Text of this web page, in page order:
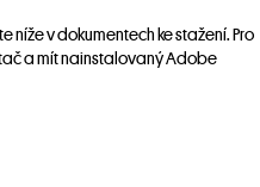
níže v dokumentech ke stažení. Pro
a mít nainstalovaný Adobe